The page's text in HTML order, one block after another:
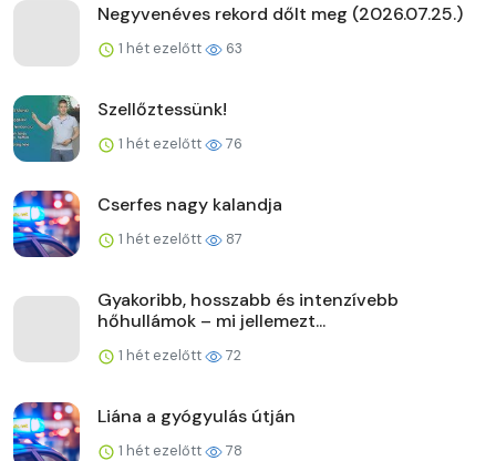
Negyvenéves rekord dőlt meg (2026.07.25.)
1 hét ezelőtt 63
Szellőztessünk!
1 hét ezelőtt 76
Cserfes nagy kalandja
1 hét ezelőtt 87
Gyakoribb, hosszabb és intenzívebb
hőhullámok – mi jellemezt...
1 hét ezelőtt 72
Liána a gyógyulás útján
1 hét ezelőtt 78